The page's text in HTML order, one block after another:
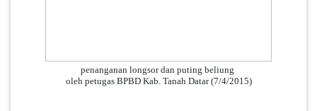
penanganan longsor dan puting beliung
oleh petugas BPBD Kab. Tanah Datar (7/4/2015)